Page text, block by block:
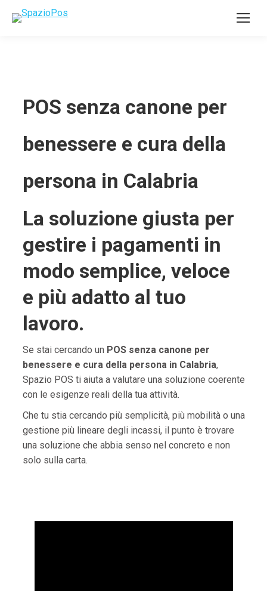
POS senza canone per
benessere e cura della
persona in Calabria
La soluzione giusta per
gestire i pagamenti in
modo semplice, veloce
e più adatto al tuo
lavoro.
Se stai cercando un POS senza canone per
benessere e cura della persona in Calabria,
Spazio POS ti aiuta a valutare una soluzione coerente
con le esigenze reali della tua attività.
Che tu stia cercando più semplicità, più mobilità o una
gestione più lineare degli incassi, il punto è trovare
una soluzione che abbia senso nel concreto e non
solo sulla carta.